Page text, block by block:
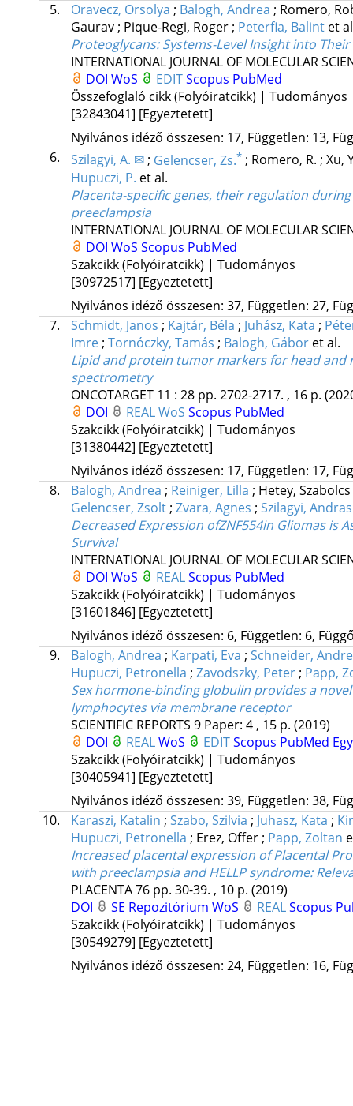
5.
Oravecz, Orsolya ; Balogh, Andrea ; Romero,
Gaurav; Pique-Regi, Roger; Peterfia, Balint et
Proteoglycans: Systems-Level Insight into
INTERNATIONAL JOURNAL OF MOLECULAR
DOI WoS EDITScopus PubMed
Összefoglaló cikk (Folyóiratcikk) | Tudományos
[32843041] [Egyeztetett]
Nyilvános idéző összesen: 17, Független: 13,
6.
Szilagyi, A. ✉; Gelencser, Zs.* ; Romero, R. ; Xu,
Hupuczi, P. et al.
Placenta-specific genes, their regulation
preeclampsia
INTERNATIONAL JOURNAL OF MOLECULAR
DOI WoS Scopus PubMed
Szakcikk (Folyóiratcikk) | Tudományos
[30972517] [Egyeztetett]
Nyilvános idéző összesen: 37, Független: 27,
7.
Schmidt, Janos ; Kajtár, Béla ; Juhász, Kata ;
Imre ; Tornóczky, Tamás ; Balogh, Gábor et al.
Lipid and protein tumor markers for head and
spectrometry
ONCOTARGET 11 : 28 pp. 2702-2717. , 16 p.
DOI
REALWoS Scopus PubMed
Szakcikk (Folyóiratcikk) | Tudományos
[31380442] [Egyeztetett]
Nyilvános idéző összesen: 17, Független: 17,
8.
Balogh, Andrea ; Reiniger, Lilla ; Hetey, Szabolcs
Gelencser, Zsolt ; Zvara, Agnes ; Szilagyi, Andras
Decreased Expression ofZNF554in Gliomas is
Survival
INTERNATIONAL JOURNAL OF MOLECULAR
DOI WoS REALScopus PubMed
Szakcikk (Folyóiratcikk) | Tudományos
[31601846] [Egyeztetett]
Nyilvános idéző összesen: 6, Független: 6,
9.
Balogh, Andrea ; Karpati, Eva ; Schneider,
Hupuczi, Petronella ; Zavodszky, Peter ; Papp,
Sex hormone-binding globulin provides a
lymphocytes via membrane receptor
SCIENTIFIC REPORTS 9 Paper: 4 , 15 p. (2019)
DOI
REALWoS EDITScopus PubMed
Szakcikk (Folyóiratcikk) | Tudományos
[30405941] [Egyeztetett]
Nyilvános idéző összesen: 39, Független: 38,
10.
Karaszi, Katalin ; Szabo, Szilvia ; Juhasz, Kata ;
Hupuczi, Petronella ; Erez, Offer ; Papp, Zoltan
Increased placental expression of Placental
with preeclampsia and HELLP syndrome:
PLACENTA76 pp. 30-39. , 10 p. (2019)
DOI
SE Repozitórium WoS REALScopus
Szakcikk (Folyóiratcikk) | Tudományos
[30549279] [Egyeztetett]
Nyilvános idéző összesen: 24, Független: 16,